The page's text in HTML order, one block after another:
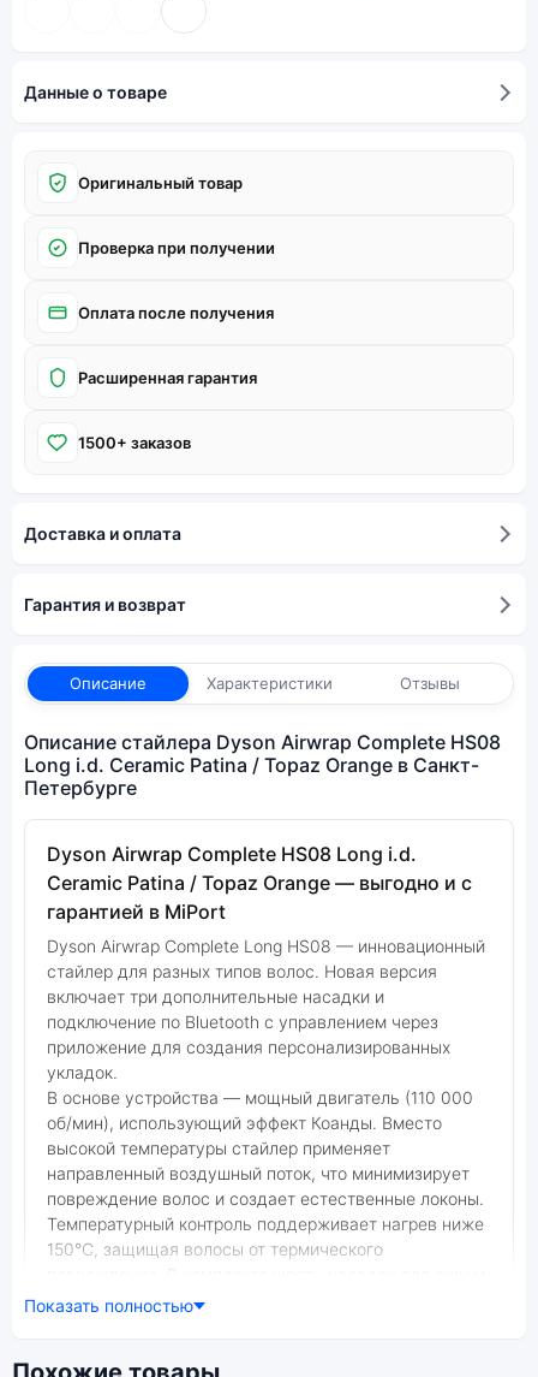
Данные о товаре
Оригинальный товар
Проверка при получении
Оплата после получения
Расширенная гарантия
1500+ заказов
Доставка и оплата
Гарантия и возврат
Описание Характеристики Отзывы
Описание стайлера Dyson Airwrap Complete HS08
Long i.d. Ceramic Patina / Topaz Orange в Санкт-
Петербурге
Dyson Airwrap Complete HS08 Long i.d.
Ceramic Patina / Topaz Orange — выгодно и с
гарантией в MiPort
Dyson Airwrap Complete Long HS08 — инновационный
стайлер для разных типов волос. Новая версия
включает три дополнительные насадки и
подключение по Bluetooth с управлением через
приложение для создания персонализированных
укладок.
В основе устройства — мощный двигатель (110 000
об/мин), использующий эффект Коанды. Вместо
высокой температуры стайлер применяет
направленный воздушный поток, что минимизирует
повреждение волос и создает естественные локоны.
Температурный контроль поддерживает нагрев ниже
150°C, защищая волосы от термического
завивки, укладки и выпрямления волос без
Показать полностью